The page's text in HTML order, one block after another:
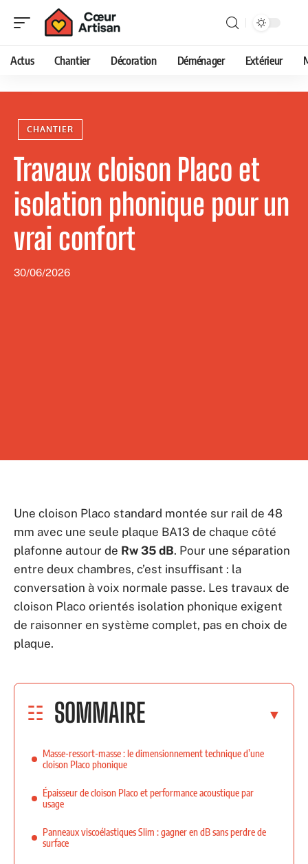
Actus Chantier Décoration Déménager Extérieur
CHANTIER
Travaux cloison Placo et
isolation phonique pour un
vrai confort
30/06/2026
Une cloison Placo standard montée sur rail de 48
mm avec une seule plaque BA13 de chaque côté
plafonne autour de Rw 35 dB. Pour une séparation
entre deux chambres, c’est insuffisant : la
conversation à voix normale passe. Les travaux de
cloison Placo orientés isolation phonique exigent
de raisonner en système complet, pas en choix de
plaque.
SOMMAIRE
Masse-ressort-masse : le dimensionnement technique d’une
cloison Placo phonique
Épaisseur de cloison Placo et performance acoustique par
usage
Panneaux viscoélastiques Slim : gagner en dB sans perdre de
surface